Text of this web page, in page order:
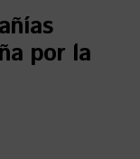
por la